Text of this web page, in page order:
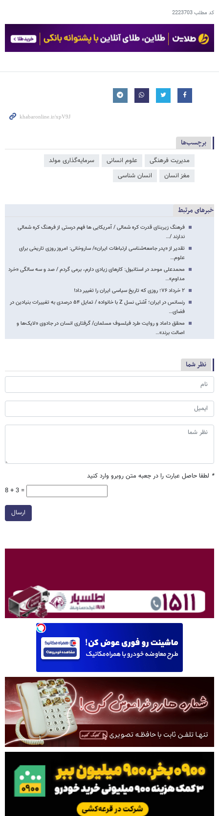
کد مطلب2223703
برچسب‌ها
مدیریت فرهنگی علوم انسانی
سرمایه‌گذاری مولد
مغز انسان
انسان شناسی
خبرهای مرتبط
فرهنگ زیربنای قدرت کره شمالی / آمریکایی ها فهم درستی از فرهنگ کره شمالی
ندارند /…
تقدیر از «پدر جامعه‌شناسی ارتباطات ایران»/ ساروخانی: امروز روزی تاریخی برای
علوم…
محمدعلی موحد در استانبول: کارهای زیادی دارم، برمی گردم / صد و سه سالگی «خرد
مداوم»…
۲ خرداد ۷۶؛ روزی که تاریخ سیاسی ایران را تغییر داد!
رنسانس در ایران؛ آشتی نسل Z با خانواده / تمایل ۵۴ درصدی به تغییرات بنیادین در
فضای…
محقق داماد و روایت طرد فیلسوف مسلمان/ گرفتاری انسان در جادوی «لایک‌ها و
اصالت برند»…
نظر شما
* لطفا حاصل عبارت را در جعبه متن روبرو وارد کنید
8 + 3 =
ارسال